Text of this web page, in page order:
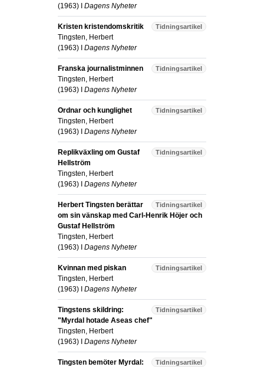
(1963) I Dagens Nyheter
Tidningsartikel
Kristen kristendomskritik
Tingsten, Herbert
(1963) I Dagens Nyheter
Tidningsartikel
Franska journalistminnen
Tingsten, Herbert
(1963) I Dagens Nyheter
Tidningsartikel
Ordnar och kunglighet
Tingsten, Herbert
(1963) I Dagens Nyheter
Tidningsartikel
Replikväxling om Gustaf
Hellström
Tingsten, Herbert
(1963) I Dagens Nyheter
Tidningsartikel
Herbert Tingsten berättar
om sin vänskap med Carl-Henrik Höjer och
Gustaf Hellström
Tingsten, Herbert
(1963) I Dagens Nyheter
Tidningsartikel
Kvinnan med piskan
Tingsten, Herbert
(1963) I Dagens Nyheter
Tidningsartikel
Tingstens skildring:
"Myrdal hotade Aseas chef"
Tingsten, Herbert
(1963) I Dagens Nyheter
Tidningsartikel
Tingsten bemöter Myrdal: